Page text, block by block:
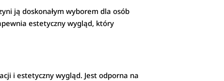
ją doskonałym wyborem dla osób
estetyczny wygląd, który
i estetyczny wygląd. Jest odporna na